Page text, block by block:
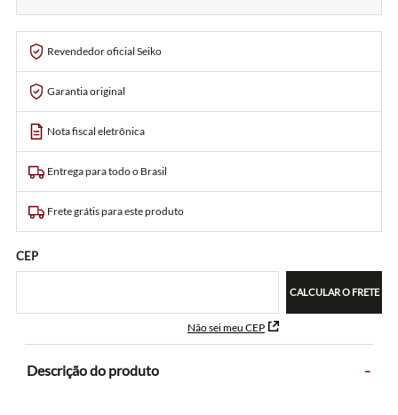
Revendedor oficial Seiko
Garantia original
Nota fiscal eletrônica
Entrega para todo o Brasil
Frete grátis para este produto
CEP
Não sei meu CEP
CALCULAR O FRETE
Descrição do produto -